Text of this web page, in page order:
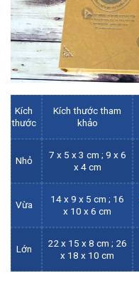
Kích
thước
Kích thước tham
khảo
Nhỏ
7 x 5 x 3 cm ; 9 x 6
x 4 cm
Vừa
14 x 9 x 5 cm ; 16
x 10 x 6 cm
Lớn
22 x 15 x 8 cm ; 26
x 18 x 10 cm